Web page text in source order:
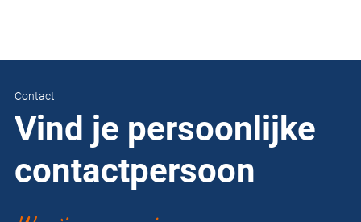
Contact
Vind je persoonlijke
contactpersoon